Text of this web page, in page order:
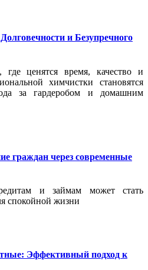
и Безупречного
ценятся время, качество и
химчистки становятся
за гардеробом и домашним
граждан через современные
и займам может стать
спокойной жизни
Эффективный подход к